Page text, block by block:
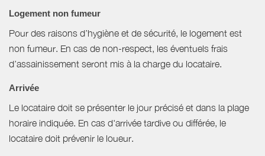
Logement non fumeur
Pour des raisons d’hygiène et de sécurité, le logement est
non fumeur. En cas de non-respect, les éventuels frais
d’assainissement seront mis à la charge du locataire.
Arrivée
Le locataire doit se présenter le jour précisé et dans la plage
horaire indiquée. En cas d'arrivée tardive ou différée, le
locataire doit prévenir le loueur.